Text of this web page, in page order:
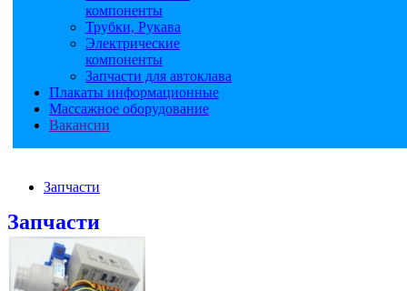
компоненты
Трубки, Рукава
Электрические
компоненты
Запчасти для автоклава
Плакаты информационные
Массажное оборудование
Вакансии
Запчасти
Запчасти